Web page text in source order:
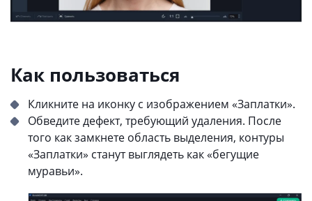
Как пользоваться
Кликните на иконку с изображением «Заплатки».
Обведите дефект, требующий удаления. После
того как замкнете область выделения, контуры
«Заплатки» станут выглядеть как «бегущие
муравьи».